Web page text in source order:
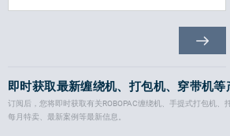
即时获取最新缠绕机、打包机、穿带机等
订阅后，您将即时获取有关ROBOPAC缠绕机、手提式打包机、
每月特卖、最新案例等最新信息。